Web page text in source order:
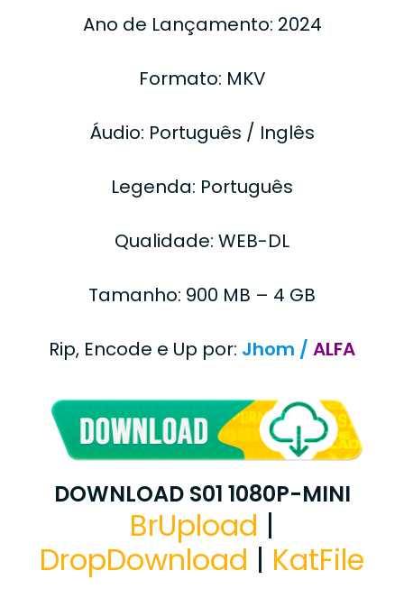
Ano de Lançamento: 2024
Formato: MKV
Áudio: Português / Inglês
Legenda: Português
Qualidade: WEB-DL
Tamanho: 900 MB – 4 GB
Rip, Encode e Up por: Jhom / ALFA
DOWNLOAD S01 1080P-MINI
BrUpload |
DropDownload | KatFile